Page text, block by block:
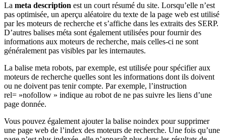
La meta description est un court résumé du site. Lorsqu’elle n’est
pas optimisée, un aperçu aléatoire du texte de la page web est utilisé
par les moteurs de recherche et s’affiche dans les extraits des SERP.
D’autres balises méta sont également utilisées pour fournir des
informations aux moteurs de recherche, mais celles-ci ne sont
généralement pas visibles par les internautes.
La balise meta robots, par exemple, est utilisée pour spécifier aux
moteurs de recherche quelles sont les informations dont ils doivent
ou ne doivent pas tenir compte. Par exemple, l’instruction
rel= »nofollow » indique au robot de ne pas suivre les liens d’une
page donnée.
Vous pouvez également ajouter la balise noindex pour supprimer
une page web de l’index des moteurs de recherche. Une fois qu’une